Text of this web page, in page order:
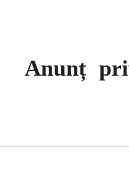
Anunț